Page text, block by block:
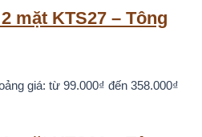
mặt KTS27 – Tông
giá: từ 99.000₫ đến 358.000₫